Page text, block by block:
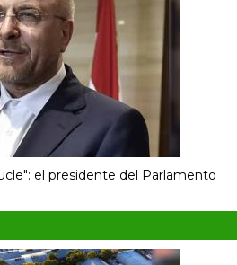
el presidente del Parlamento